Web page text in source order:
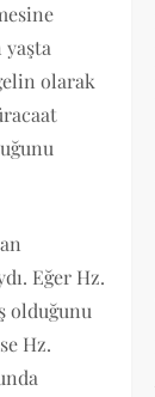
olarak
Eğer Hz.
olduğunu
Hz.